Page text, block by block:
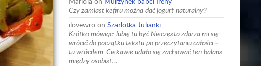
Czy zamiast kefiru można dać jogurt naturalny?
ilovewro on Szarlotka Julianki
Krótko mówiąc: lubię tu być.Nieczęsto zdarza mi się
wrócić do początku tekstu po przeczytaniu całości –
tu wróciłem. Ciekawie udało się zachować ten balans
między osobist…